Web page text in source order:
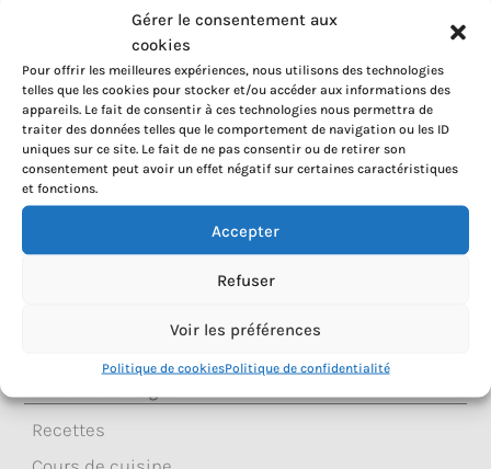
Gérer le consentement aux
cookies
Pour offrir les meilleures expériences, nous utilisons des technologies
telles que les cookies pour stocker et/ou accéder aux informations des
appareils. Le fait de consentir à ces technologies nous permettra de
traiter des données telles que le comportement de navigation ou les ID
uniques sur ce site. Le fait de ne pas consentir ou de retirer son
consentement peut avoir un effet négatif sur certaines caractéristiques
et fonctions.
Accepter
Refuser
Voir les préférences
Politique de cookiesPolitique de confidentialité
COLLABORONS
Consultance
Votre projet
Recettes